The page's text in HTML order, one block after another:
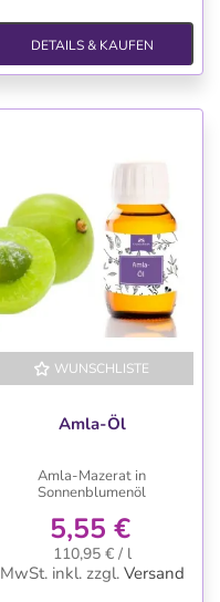
DETAILS & KAUFEN
WUNSCHLISTE
Amla-Öl
Amla-Mazerat in
Sonnenblumenöl
5,55 €
110,95 € / l
MwSt. inkl. zzgl. Versand